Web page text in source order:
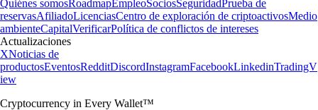
Quiénes somosRoadmapEmpleoSociosSeguridadPrueba de
reservasAfiliadoLicenciasCentro de exploración de criptoactivosMedio
ambienteCapitalVerificarPolítica de conflictos de intereses
Actualizaciones
XNoticias de
productosEventosRedditDiscordInstagramFacebookLinkedinTradingV
iew
Cryptocurrency in Every Wallet™